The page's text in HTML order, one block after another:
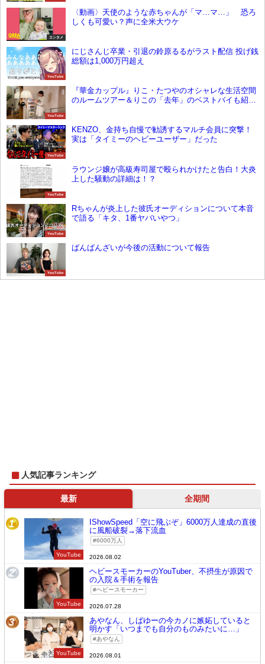
エンタメ
〈動画〉天使のような赤ちゃんが「マ…マ…」 恐ろ
しくも可愛い？声に全米大ウケ
YouTube
にじさんじ卒業・引退の鈴原るるがラスト配信 投げ銭
総額は1,000万円超え
YouTube
『華金カップル』りこ・たつやのオシャレな生活空間
のルームツアー＆りこの「去年」のベストバイも紹
YouTube
KENZO、金持ち自慢で勧誘するマルチ会員に突撃！
実は「タイミーのヘビーユーザー」だった
YouTube
ラウンジ嬢が高級寿司屋で殴られかけたと告白！大炎
上した騒動の詳細は！？
YouTube
Rちゃんが炎上した彼氏オーディションについて本音
で語る「キタ、1番ヤバいやつ」
YouTube
ばんばんざいが今後の活動について報告
人気記事ランキング
最新 全期間
1
YouTube
IShowSpeed「空に飛ぶぞ」6000万人達成の直後
に風船破裂→落下流血
6000万人
2026.08.02
2
YouTube
ヘビースモーカーのYouTuber、不摂生が原因で
の入院＆手術を報告
ヘビースモーカー
2026.07.28
3
YouTube
あやなん、しばゆーの今カノに嫉妬していると
明かす「いつまでも自分のものみたいに…」
あやなん
2026.08.01